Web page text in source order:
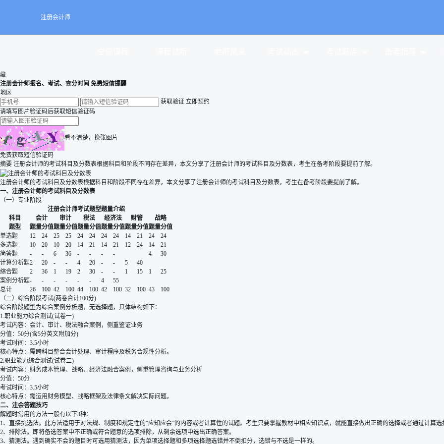
注册会计师
藏
注册会计师报名、考试、查分时间 免费短信提醒
地区
获取验证 立即预约
请填写图片验证码后获取短信验证码
看不清楚，换张图片
免费获取短信验证码
摘要 注册会计师的考试科目及分数表根据科目和阶段不同存在差异，本文分享了注册会计师的考试科目及分数表，考生在备考阶段要提前了解。
注册会计师的考试科目及分数表根据科目和阶段不同存在差异，本文分享了注册会计师的考试科目及分数表，考生在备考阶段要提前了解。
一、注册会计师的考试科目及分数表
（一）专业阶段
注册会计师考试题型题量介绍
科目
会计 审计 税法 经济法 财管
战略
题型
题量分值题量分值题量分值题量分值题量分值题量分值
单选题
12 24 25 25 24 24 24 24 14 21 24
24
多选题
10 20 10 20 14 21 14 21 12 24 14
21
简答题
- - 6 36 - - - - 4
30
计算分析题2 20 - - 4 20 - - 5
40
综合题
2 36 1 19 2 30 - - 1 15 1
25
案例分析题- - - - - - 4
55
总计
26 100 42 100 44 100 42 100 32 100 43
100
（二）综合阶段考试(两卷合计100分)
综合阶段题型为综合案例分析题，无选择题，具体结构如下：
1.职业能力综合测试(试卷一)
考试内容：会计、审计、税法融合案例，侧重鉴证业务
分值：50分(含5分英文附加分)
考试时间：3.5小时
核心特点：需跨科目整合会计处理、审计程序及税务合规性分析。
2.职业能力综合测试(试卷二)
考试内容：财务成本管理、战略、经济法融合案例，侧重管理咨询与业务分析
分值：50分
考试时间：3.5小时
核心特点：需运用财务模型、战略框架及法律条文解决实际问题。
二、注会答题技巧
解题时常用的方法一般有以下3种：
1、直接挑选法。此方法适用于对法规、制度和规定性的“应知应会”的内容或者计算性的试题。考生只要掌握教材中相应知识点，就能直接做出正确的选择或者通过计算选
2、排除法。即将备选答案中不正确或符合题意的选项排除，从剩余选项中选出正确答案。
3、猜测法。遇到确实不会的题目时可选用猜测法，因为单项选择题和多项选择题选错并不倒扣分，选错与不选是一样的。